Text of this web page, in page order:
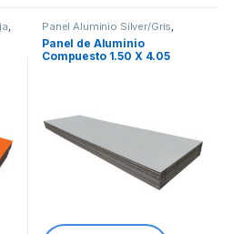
, Panel Aluminio Silver/Gris,
Panel de Aluminio Compuesto
Panel de Aluminio
Compuesto 1.50 X 4.05